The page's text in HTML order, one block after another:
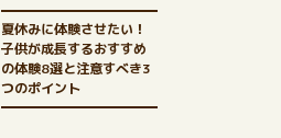
夏休みに体験させたい！
子供が成長するおすすめ
の体験8選と注意すべき3
つのポイント